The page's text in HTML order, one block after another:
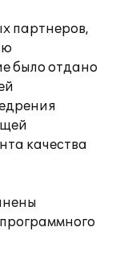
партнеров,
было отдано
качества